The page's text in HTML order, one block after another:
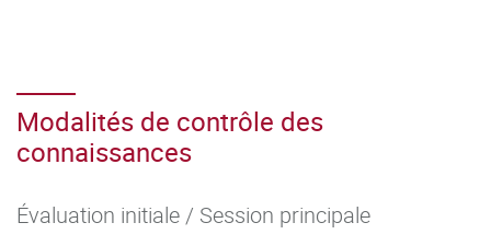
Modalités de contrôle des
connaissances
Évaluation initiale / Session principale